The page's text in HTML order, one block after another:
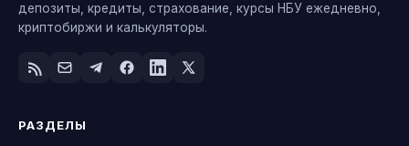
депозиты, кредиты, страхование, курсы НБУ ежедневно,
криптобиржи и калькуляторы.
РАЗДЕЛЫ